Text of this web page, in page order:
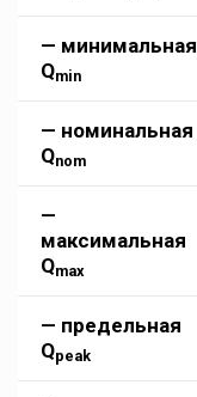
— минимальная
Qmin
— номинальная
Qnom
—
максимальная
Qmax
— предельная
Qpeak